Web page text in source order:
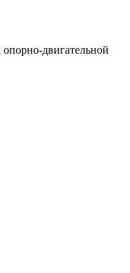
двигательной